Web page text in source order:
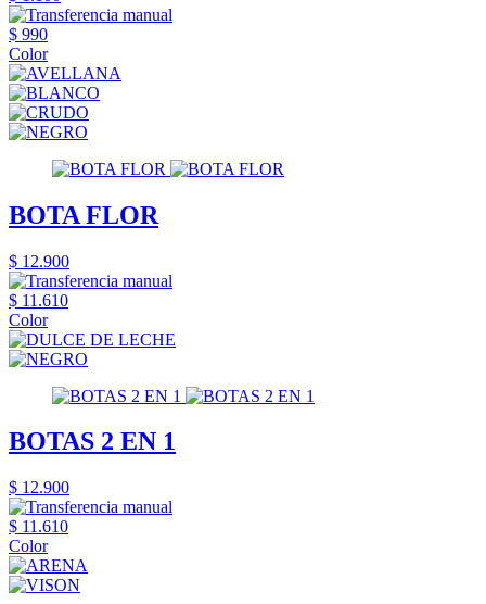
$ 990
Color
BOTA FLOR
$ 12.900
$ 11.610
Color
BOTAS 2 EN 1
$ 12.900
$ 11.610
Color